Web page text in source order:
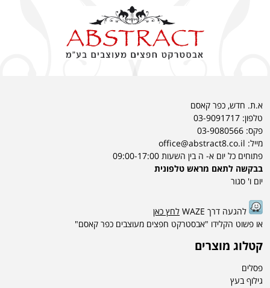
א.ת. חדש, כפר קאסם
טלפון: 03-9091717
פקס: 03-9080566
מייל: office@abstract8.co.il
פתוחים כל יום א- ה בין השעות 09:00-17:00
בבקשה לתאם מראש טלפונית
יום ו' סגור
להגעה דרך WAZE
לחץ כאן
או פשוט הקלידו "אבסטרקט חפצים מעוצבים כפר קאסם"
קטלוג מוצרים
פסלים
גילוף בעץ